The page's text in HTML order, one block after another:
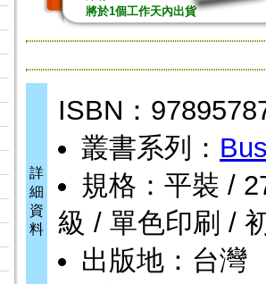
將於1個工作天內出貨
詳
細
資
料
ISBN：
叢書系列：
規格：平裝 /
級 / 單色印刷 /
出版地：台灣